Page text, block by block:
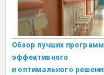
Обзор лучших
эффективного
и оптимального